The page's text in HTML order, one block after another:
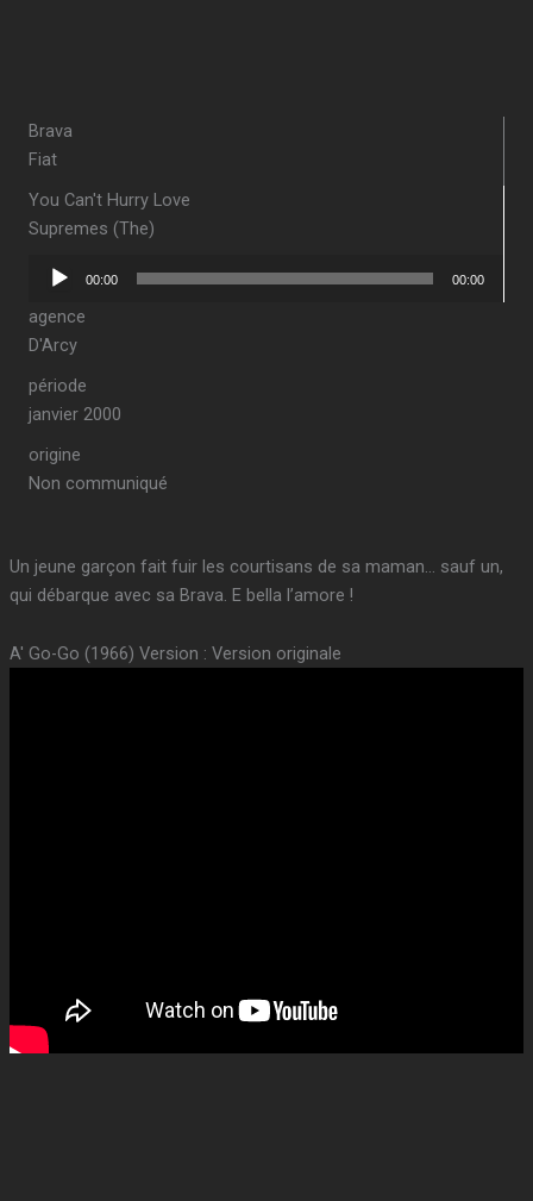
Brava
Fiat
You Can't Hurry Love
Supremes (The)
Lecteur
00:00 00:00
agence
D'Arcy
période
janvier 2000
origine
Non communiqué
Un jeune garçon fait fuir les courtisans de sa maman… sauf un,
qui débarque avec sa Brava. E bella l’amore !
A' Go-Go (1966) Version : Version originale